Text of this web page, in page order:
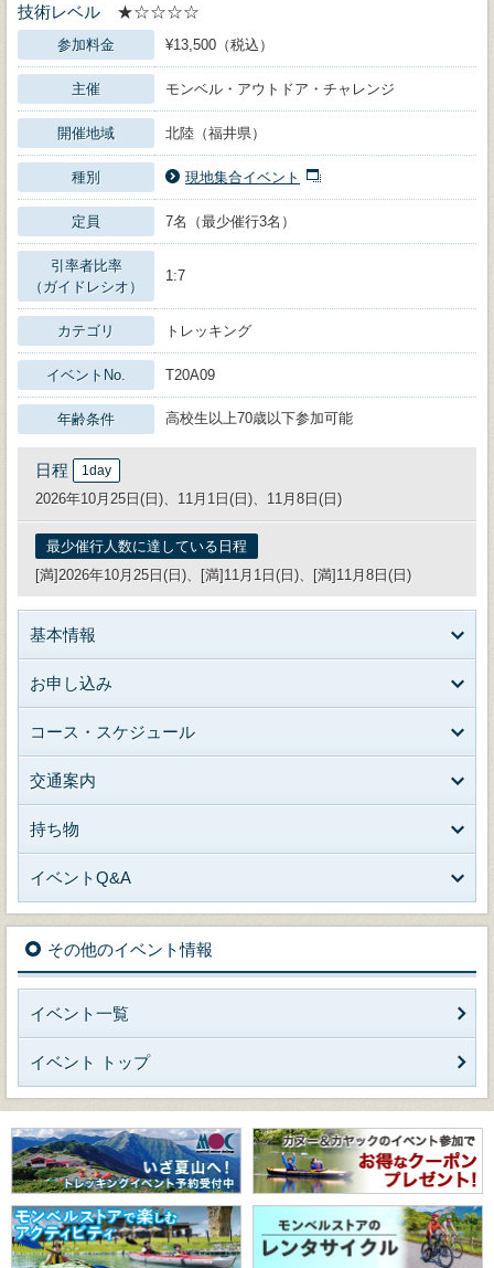
技術レベル
★☆☆☆☆
参加料金 ¥13,500（税込）
主催 モンベル・アウトドア・チャレンジ
開催地域 北陸（福井県）
種別 現地集合イベント
定員 7名（最少催行3名）
引率者比率
（ガイドレシオ）
1:7
カテゴリ トレッキング
イベントNo. T20A09
年齢条件 高校生以上70歳以下参加可能
日程 1day
2026年10月25日(日)、11月1日(日)、11月8日(日)
最少催行人数に達している日程
[満]2026年10月25日(日)、[満]11月1日(日)、[満]11月8日(日)
基本情報
お申し込み
コース・スケジュール
交通案内
持ち物
イベントQ&A
その他のイベント情報
イベント一覧
イベント トップ